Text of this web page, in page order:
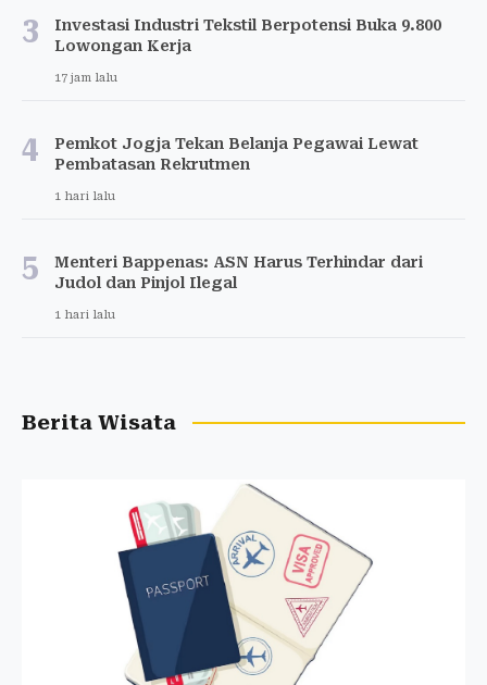
3
Investasi Industri Tekstil Berpotensi Buka 9.800
Lowongan Kerja
17 jam lalu
4
Pemkot Jogja Tekan Belanja Pegawai Lewat
Pembatasan Rekrutmen
1 hari lalu
5
Menteri Bappenas: ASN Harus Terhindar dari
Judol dan Pinjol Ilegal
1 hari lalu
Berita Wisata